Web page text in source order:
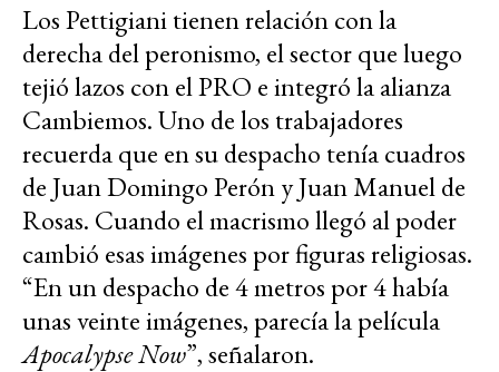
Los Pettigiani tienen relación con la
derecha del peronismo, el sector que luego
tejió lazos con el PRO e integró la alianza
Cambiemos. Uno de los trabajadores
recuerda que en su despacho tenía cuadros
de Juan Domingo Perón y Juan Manuel de
Rosas. Cuando el macrismo llegó al poder
cambió esas imágenes por figuras religiosas.
“En un despacho de 4 metros por 4 había
unas veinte imágenes, parecía la película
Apocalypse Now”, señalaron.